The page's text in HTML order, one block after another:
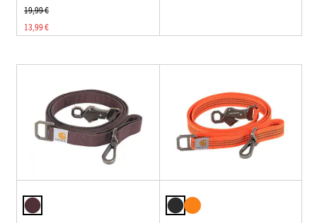
19,99 €
13,99 €